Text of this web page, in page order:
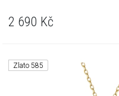
2 690 Kč
Zlato 585